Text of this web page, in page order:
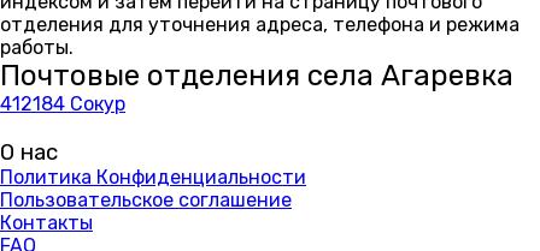
отделения для уточнения адреса, телефона и режима
работы.
Почтовые отделения села Агаревка
412184 Сокур
О нас
Политика Конфиденциальности
Пользовательское соглашение
Контакты
FAQ